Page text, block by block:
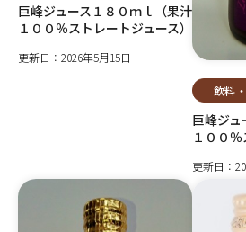
巨峰ジュース１８０ｍｌ（果汁
１００％ストレートジュース）
更新日：2026年5月15日
飲料
巨峰ジ
１００
更新日：